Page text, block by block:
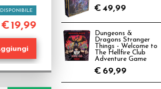
DISPONIBILE
€19,99
€ 49,99
Dungeons &
Dragons Stranger
Things - Welcome to
The Hellfire Club
Adventure Game
€ 69,99